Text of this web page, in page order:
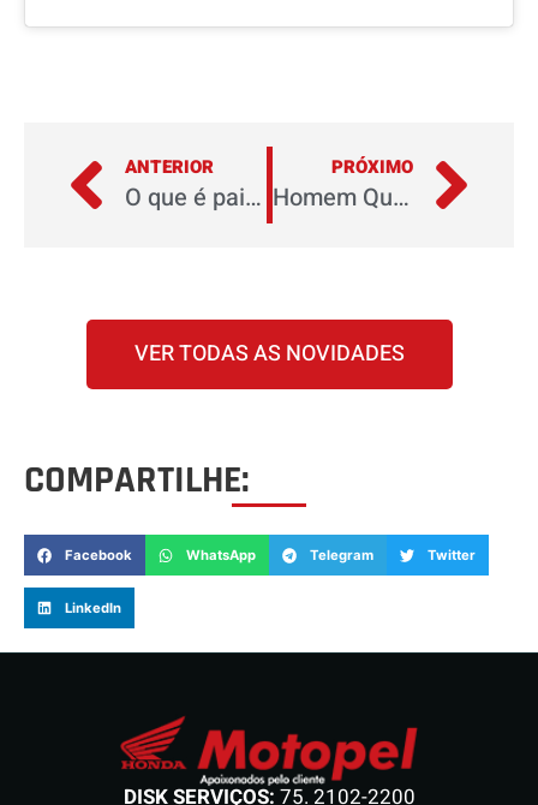
ANTERIOR
O que é painel TFT?
PRÓXIMO
Homem Que se Cuida tem Atitude
VER TODAS AS NOVIDADES
COMPARTILHE:
Facebook WhatsApp Telegram Twitter
LinkedIn
DISK SERVIÇOS: 75. 2102-2200